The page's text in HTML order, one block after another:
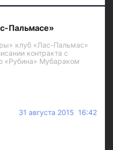
Пальмасе»
клуб «Лас-Пальмас»
контракта с
«Рубина» Мубараком
31 августа 2015 16:42